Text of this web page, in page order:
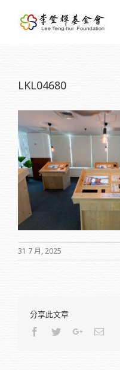
LKL04680
31 7 月, 2025
分享此文章
Facebook
TwitterGoogle+Email